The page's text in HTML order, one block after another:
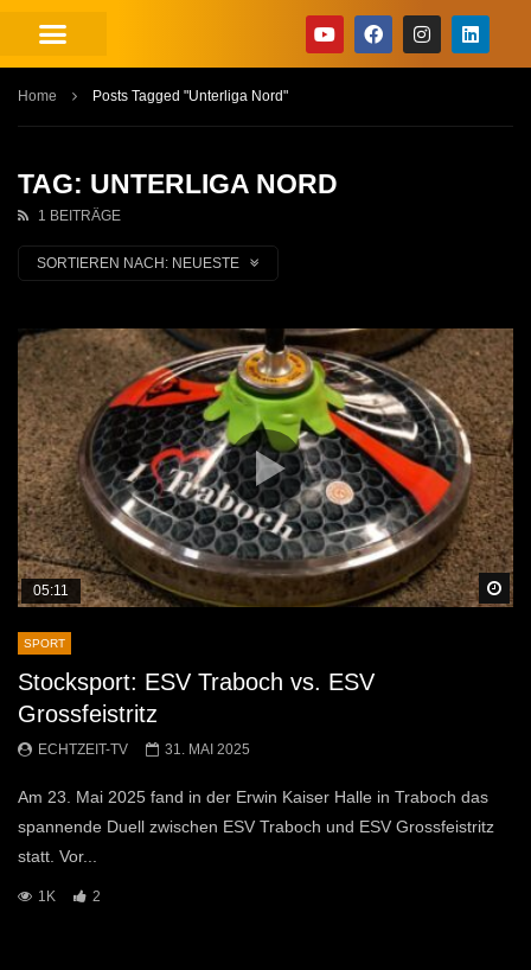
Home Posts Tagged "Unterliga Nord"
TAG: UNTERLIGA NORD
1 BEITRÄGE
SORTIEREN NACH: NEUESTE
05:11
SPORT
Stocksport: ESV Traboch vs. ESV
Grossfeistritz
ECHTZEIT-TV 31. MAI 2025
Am 23. Mai 2025 fand in der Erwin Kaiser Halle in Traboch das
spannende Duell zwischen ESV Traboch und ESV Grossfeistritz
statt. Vor...
1K 2